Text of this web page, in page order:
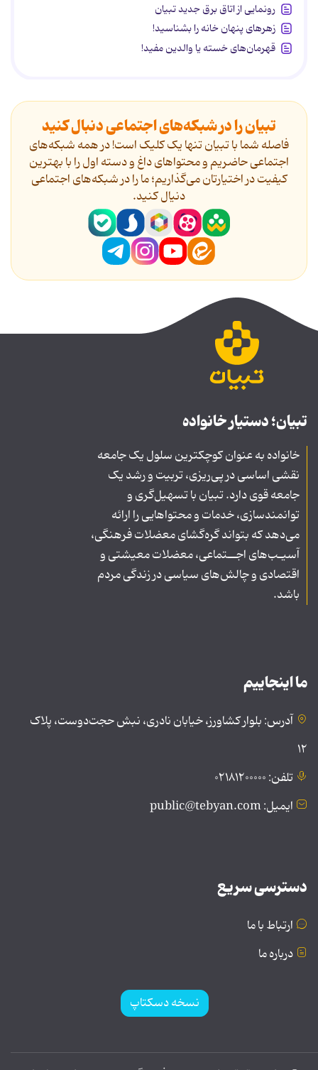
رونمایی از اتاق برق جدید تبیان
زهرهای پنهان خانه را بشناسید!
قهرمان‌های خسته یا والدین مفید!
تبیان را در شبکه‌های اجتماعی دنبال کنید
فاصله شما با تبیان تنها یک کلیک است! در همه شبکه‌های
اجتماعی حاضریم و محتواهای داغ و دسته اول را با بهترین
کیفیت در اختیارتان می‌گذاریم؛ ما را در شبکه‌های اجتماعی
دنیال کنید.
تبیان؛ دستیار خانواده
خانواده به عنوان کوچکترین سلول یک جامعه
نقشی اساسی در پی‌ریزی، تربیت و رشد یک
جامعه قوی دارد. تبیان با تسهیل‌گری و
توانمندسازی، خدمات و محتواهایی را ارائه
می‌دهد که بتواند گره‌گشای معضلات فرهنگی،
آسیـب‌های اجــتماعی، معضلات معیشتی و
اقتصادی و چالش‌های سیاسی در زندگی مردم
باشد.
ما اینجاییم
آدرس: بلوار کشاورز، خیابان نادری، نبش حجت‌دوست، پلاک
۱۲
تلفن: ۰۲۱۸۱۲۰۰۰۰۰
ایمیل: public@tebyan.com
دسترسی سریع
ارتباط با ما
درباره ما
نسخه دسکتاپ